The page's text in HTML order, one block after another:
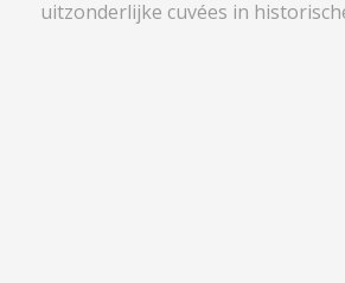
uitzonderlijke cuvées in